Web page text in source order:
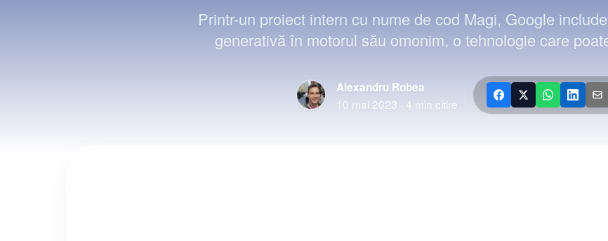
Printr-un proiect intern cu nume de cod Magi, Google
generativă în motorul său omonim, o tehnologie care
Alexandru Robea
10 mai 2023 · 4 min citire